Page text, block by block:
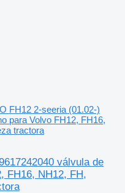
FH12 2-seeria (01.02-)
para Volvo FH12, FH16,
tractora
válvula de
FH16, NH12, FH,